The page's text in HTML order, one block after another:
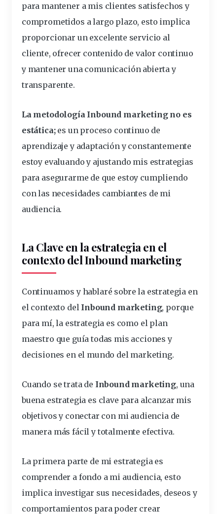
para mantener a mis clientes satisfechos y
comprometidos a largo plazo, esto implica
proporcionar un excelente servicio al
cliente, ofrecer contenido de valor continuo
y mantener una comunicación abierta y
transparente.
La metodología Inbound marketing no es
estática;es un proceso continuo de
aprendizaje y adaptación y constantemente
estoy evaluando y ajustando mis estrategias
para asegurarme de que estoy cumpliendo
con las necesidades cambiantes de mi
audiencia.
La Clave en la estrategia en el
contexto del Inbound marketing
Continuamos y hablaré sobre la estrategia en
el contexto del Inbound marketing, porque
para mí, la estrategia es como el plan
maestro que guía todas mis acciones y
decisiones en el mundo del marketing.
Cuando se trata de Inbound marketing, una
buena estrategia es clave para alcanzar mis
objetivos y conectar con mi audiencia de
manera más fácil y totalmente efectiva.
La primera parte de mi estrategia es
comprender a fondo a mi audiencia, esto
implica investigar sus necesidades, deseos y
comportamientos para poder crear